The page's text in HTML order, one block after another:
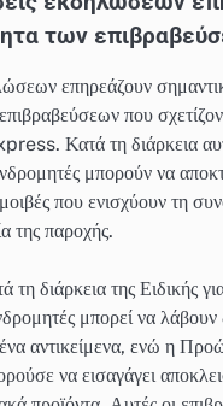
των
επηρεάζουν
που
Κατά τη διάρκεια
μπορούν να
που ενισχύουν τη
της παροχής.
τη διάρκεια της Ειδικής
μπορεί να λάβουν
αντικείμενα, ενώ η
να εισαγάγει